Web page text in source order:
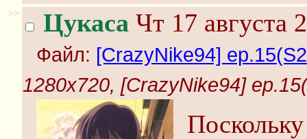
>> Цукаса Чт 17 августа
Файл: [CrazyNike94]
1280x720, [CrazyNike94]